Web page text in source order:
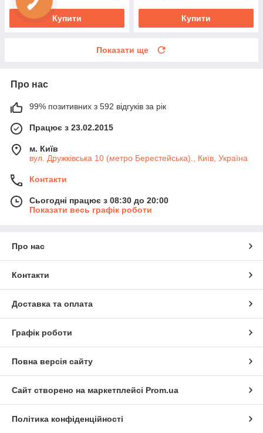
Купити Купити
Показати ще
Про нас
99% позитивних з 592 відгуків за рік
Працює з 23.02.2015
м. Київ
вул. Дружківська 10 (метро Берестейська)., Київ, Україна
Контакти
Сьогодні працює з 08:30 до 20:00
Показати весь графік роботи
Про нас
Контакти
Доставка та оплата
Графік роботи
Повна версія сайту
Сайт створено на маркетплейсі Prom.ua
Політика конфіденційності